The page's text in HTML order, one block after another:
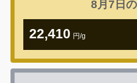
8月7日の
22,410 円/g